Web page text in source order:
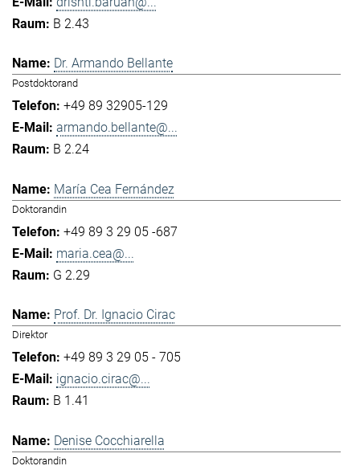
B 2.43
Dr. Armando Bellante
Postdoktorand
+49 89 32905-129
armando.bellante@...
B 2.24
María Cea Fernández
Doktorandin
+49 89 3 29 05 -687
maria.cea@...
G 2.29
Prof. Dr. Ignacio Cirac
Direktor
+49 89 3 29 05 - 705
ignacio.cirac@...
B 1.41
Denise Cocchiarella
Doktorandin